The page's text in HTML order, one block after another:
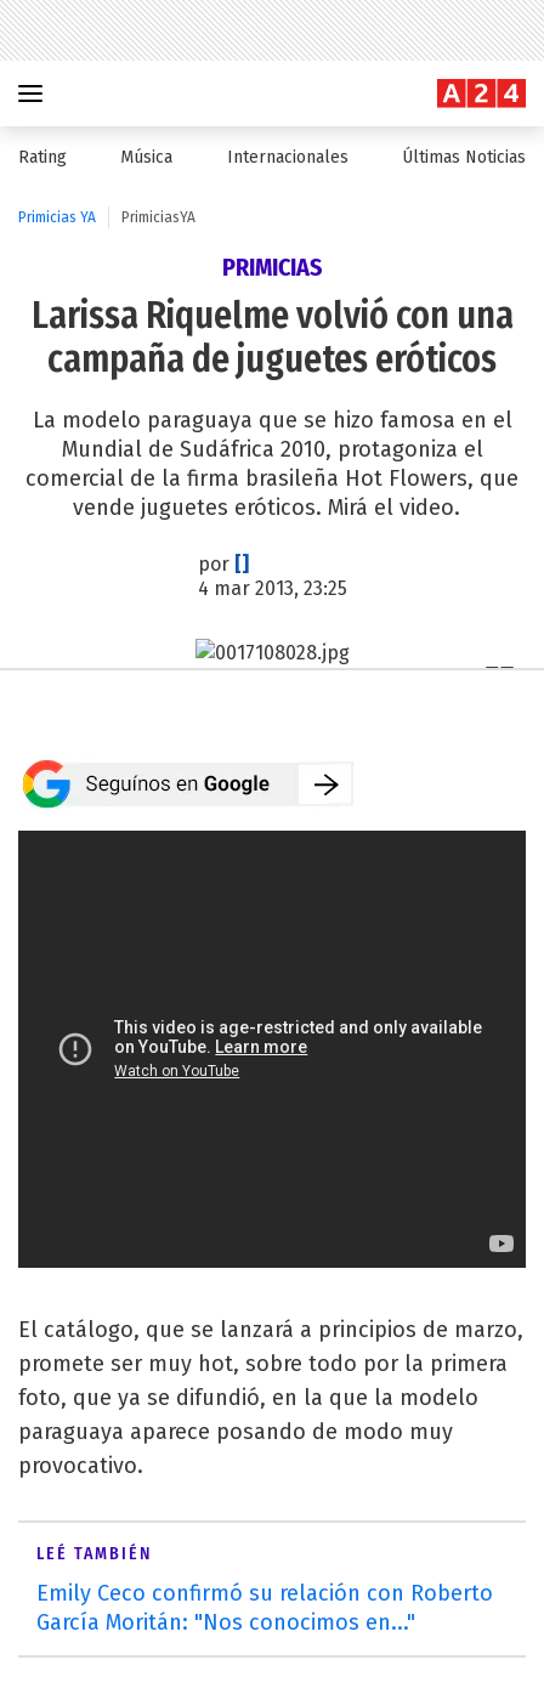
Rating Música Internacionales Últimas Noticias
Primicias YA PrimiciasYA
PRIMICIAS
Larissa Riquelme volvió con una
campaña de juguetes eróticos
La modelo paraguaya que se hizo famosa en el
Mundial de Sudáfrica 2010, protagoniza el
comercial de la firma brasileña Hot Flowers, que
vende juguetes eróticos. Mirá el video.
por []
4 mar 2013, 23:25
El catálogo, que se lanzará a principios de marzo,
promete ser muy hot, sobre todo por la primera
foto, que ya se difundió, en la que la modelo
paraguaya aparece posando de modo muy
provocativo.
LEÉ TAMBIÉN
Emily Ceco confirmó su relación con Roberto
García Moritán: "Nos conocimos en..."